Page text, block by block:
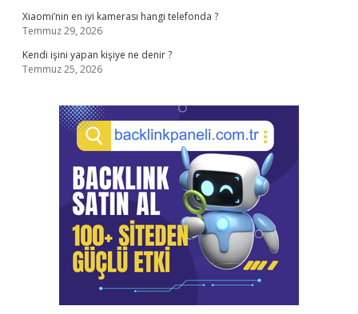
Xiaomi’nin en iyi kamerası hangi telefonda ?
Temmuz 29, 2026
Kendi işini yapan kişiye ne denir ?
Temmuz 25, 2026